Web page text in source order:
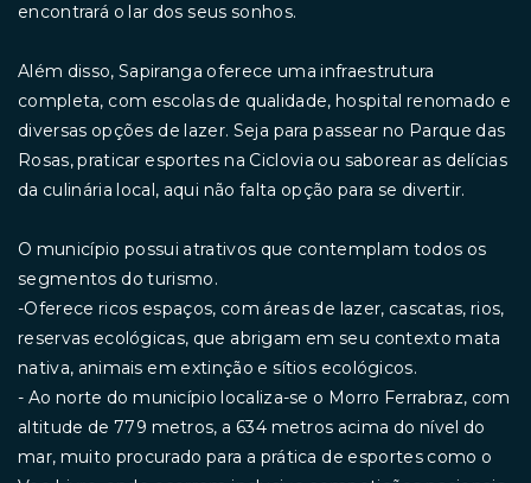
encontrará o lar dos seus sonhos.
Além disso, Sapiranga oferece uma infraestrutura
completa, com escolas de qualidade, hospital renomado e
diversas opções de lazer. Seja para passear no Parque das
Rosas, praticar esportes na Ciclovia ou saborear as delícias
da culinária local, aqui não falta opção para se divertir.
O município possui atrativos que contemplam todos os
segmentos do turismo.
-Oferece ricos espaços, com áreas de lazer, cascatas, rios,
reservas ecológicas, que abrigam em seu contexto mata
nativa, animais em extinção e sítios ecológicos.
- Ao norte do município localiza-se o Morro Ferrabraz, com
altitude de 779 metros, a 634 metros acima do nível do
mar, muito procurado para a prática de esportes como o